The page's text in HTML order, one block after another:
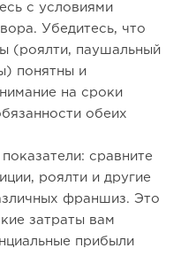
с условиями
Убедитесь, что
(роялти, паушальный
понятны и
на сроки
обеих
сравните
роялти и другие
франшиз. Это
затраты вам
прибыли